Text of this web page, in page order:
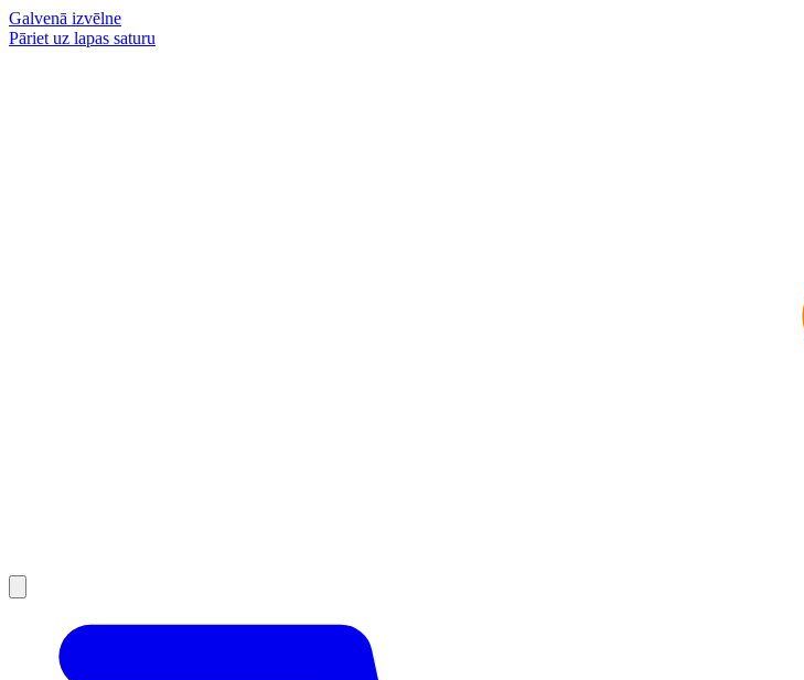
Galvenā izvēlne
Pāriet uz lapas saturu